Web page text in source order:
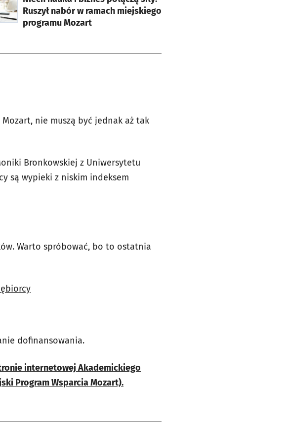
Ruszył nabór w ramach miejskiego
programu Mozart
nie muszą być jednak aż tak
Bronkowskiej z Uniwersytetu
są wypieki z niskim indeksem
Warto spróbować, bo to ostatnia
dofinansowania.
internetowej Akademickiego
Program Wsparcia Mozart).